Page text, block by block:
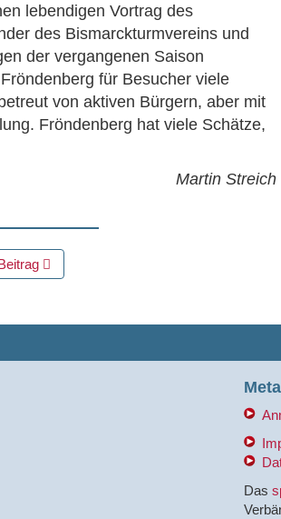
lebendigen Vortrag des
des Bismarckturmvereins und
der vergangenen Saison
für Besucher viele
von aktiven Bürgern, aber mit
Fröndenberg hat viele Schätze,
Martin Streich
Das